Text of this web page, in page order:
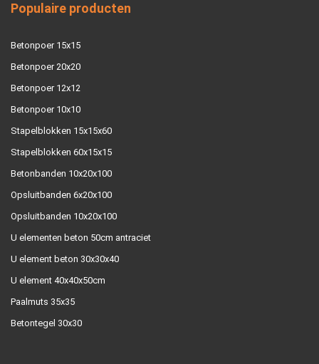
Populaire producten
Betonpoer 15x15
Betonpoer 20x20
Betonpoer 12x12
Betonpoer 10x10
Stapelblokken 15x15x60
Stapelblokken 60x15x15
Betonbanden 10x20x100
Opsluitbanden 6x20x100
Opsluitbanden 10x20x100
U elementen beton 50cm antraciet
U element beton 30x30x40
U element 40x40x50cm
Paalmuts 35x35
Betontegel 30x30